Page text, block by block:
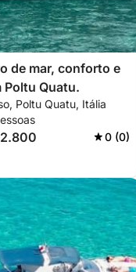
de mar, conforto e
Poltu Quatu.
Poltu Quatu, Itália
0 (0)